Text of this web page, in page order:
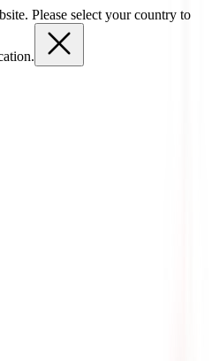
Please select your country to